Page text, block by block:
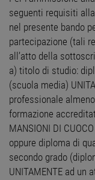
seguenti requisiti
nel presente bando
partecipazione (tali
all’atto della
a) titolo di studio:
(scuola media)
professionale
formazione
MANSIONI DI
oppure diploma di
secondo grado
UNITAMENTE ad